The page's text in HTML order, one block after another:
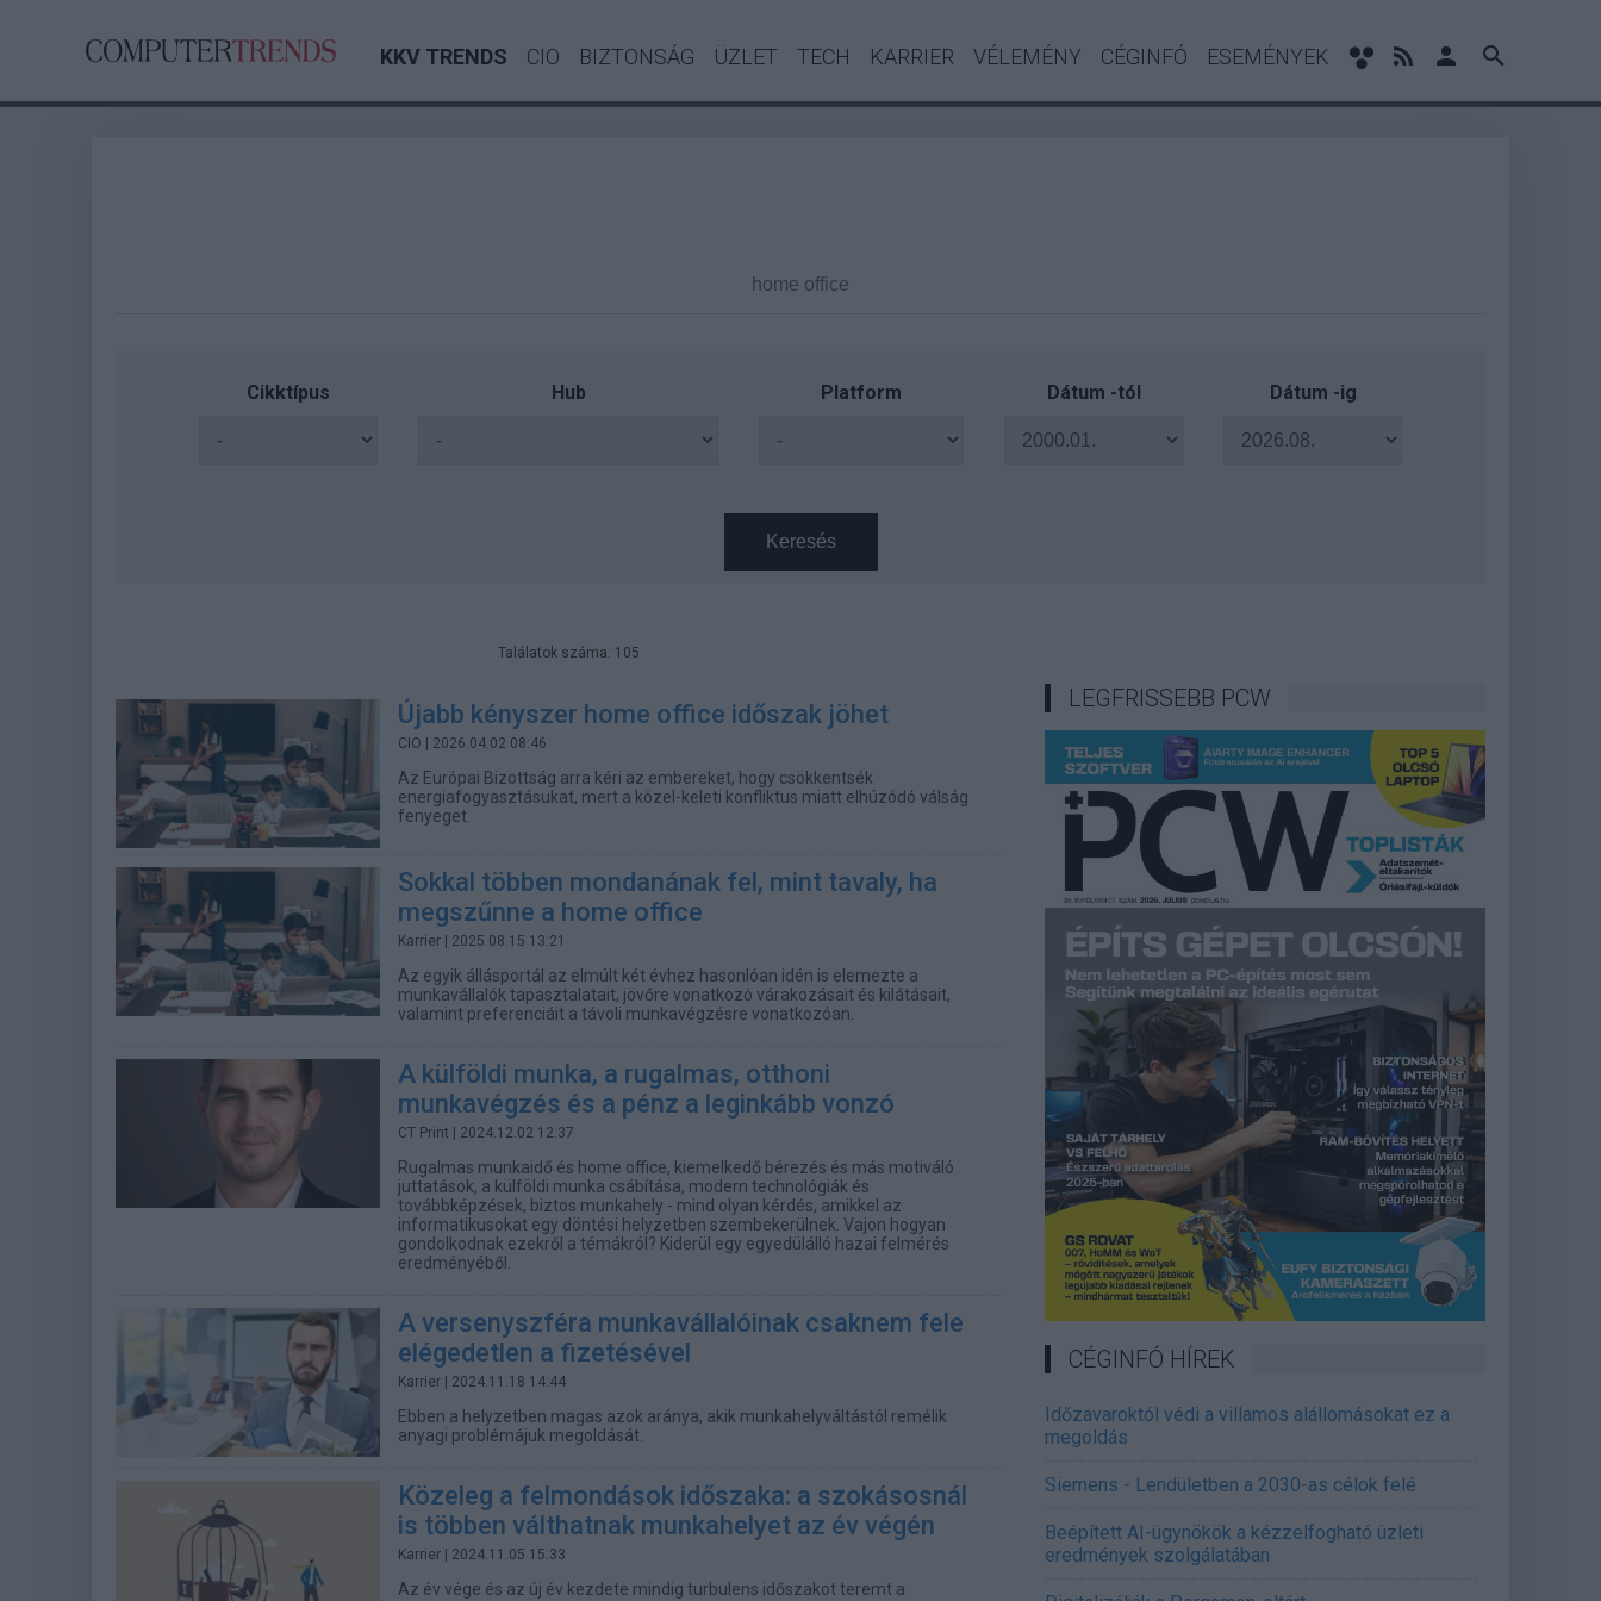
KKV TRENDS CIO BIZTONSÁG ÜZLET TECH KARRIER VÉLEMÉNY CÉGINFÓ ESEMÉNYEK
Cikktípus Hub Platform Dátum -tól Dátum -ig
Keresés
Találatok száma: 105
Újabb kényszer home office időszak jöhet
CIO | 2026.04.02 08:46
Az Európai Bizottság arra kéri az embereket, hogy csökkentsék
energiafogyasztásukat, mert a közel-keleti konfliktus miatt elhúzódó válság
fenyeget.
Sokkal többen mondanának fel, mint tavaly, ha
megszűnne a home office
Karrier | 2025.08.15 13:21
Az egyik állásportál az elmúlt két évhez hasonlóan idén is elemezte a
munkavállalók tapasztalatait, jövőre vonatkozó várakozásait és kilátásait,
valamint preferenciáit a távoli munkavégzésre vonatkozóan.
A külföldi munka, a rugalmas, otthoni
munkavégzés és a pénz a leginkább vonzó
CT Print | 2024.12.02 12:37
Rugalmas munkaidő és home office, kiemelkedő bérezés és más motiváló
juttatások, a külföldi munka csábítása, modern technológiák és
továbbképzések, biztos munkahely - mind olyan kérdés, amikkel az
informatikusokat egy döntési helyzetben szembekerülnek. Vajon hogyan
gondolkodnak ezekről a témákról? Kiderül egy egyedülálló hazai felmérés
eredményéből.
A versenyszféra munkavállalóinak csaknem fele
elégedetlen a fizetésével
Karrier | 2024.11.18 14:44
Ebben a helyzetben magas azok aránya, akik munkahelyváltástól remélik
anyagi problémájuk megoldását.
Közeleg a felmondások időszaka: a szokásosnál
is többen válthatnak munkahelyet az év végén
Karrier | 2024.11.05 15:33
Az év vége és az új év kezdete mindig turbulens időszakot teremt a
LEGFRISSEBB PCW
CÉGINFÓ HÍREK
Időzavaroktól védi a villamos alállomásokat ez a
megoldás
Siemens - Lendületben a 2030-as célok felé
Beépített AI-ügynökök a kézzelfogható üzleti
eredmények szolgálatában